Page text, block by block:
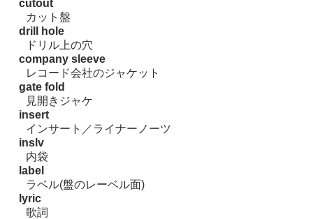
cutout
カット盤
drill hole
ドリル上の穴
company sleeve
レコード会社のジャケット
gate fold
見開きジャケ
insert
インサート／ライナーノーツ
inslv
内袋
label
ラベル(盤のレーベル面)
lyric
歌詞